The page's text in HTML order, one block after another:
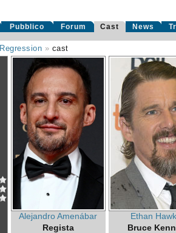
Pubblico Forum Cast News
Regression » cast
Alejandro Amenábar
Regista
Ethan
Bruce